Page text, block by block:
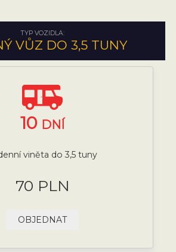
TYP VOZIDLA:
VŮZ DO 3,5 TUNY
10 DNÍ
viněta do 3,5 tuny
70 PLN
OBJEDNAT